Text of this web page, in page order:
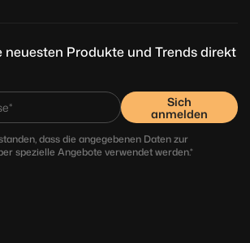
neuesten Produkte und Trends direkt
Sich
anmelden
dass die angegebenen Daten zur
spezielle Angebote verwendet werden.*